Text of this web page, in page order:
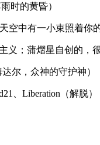
时的黄昏）
空中有一小束照着你
义；蒲熠星自创的，
尔，众神的守护神）
、Liberation（解脱）